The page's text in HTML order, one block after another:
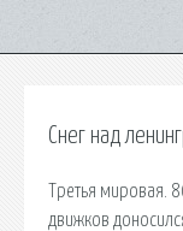
Снег над
Третья мировая.
движков